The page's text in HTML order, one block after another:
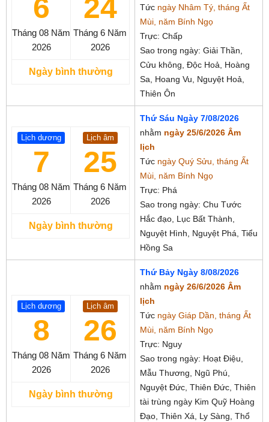
6
Tháng 08 Năm
2026
24
Tháng 6 Năm
2026
Ngày bình thường
Tức ngày Nhâm Tý, tháng Ất
Mùi, năm Bính Ngọ
Trực: Chấp
Sao trong ngày: Giải Thần,
Cửu không, Độc Hoả, Hoàng
Sa, Hoang Vu, Nguyệt Hoả,
Thiên Ôn
Lịch dương
7
Tháng 08 Năm
2026
Lịch âm
25
Tháng 6 Năm
2026
Ngày bình thường
Thứ Sáu Ngày 7/08/2026
nhằm ngày 25/6/2026 Âm
lịch
Tức ngày Quý Sửu, tháng Ất
Mùi, năm Bính Ngọ
Trực: Phá
Sao trong ngày: Chu Tước
Hắc đạo, Lục Bất Thành,
Nguyệt Hình, Nguyệt Phá, Tiểu
Hồng Sa
Lịch dương
8
Tháng 08 Năm
2026
Lịch âm
26
Tháng 6 Năm
2026
Ngày bình thường
Thứ Bảy Ngày 8/08/2026
nhằm ngày 26/6/2026 Âm
lịch
Tức ngày Giáp Dần, tháng Ất
Mùi, năm Bính Ngọ
Trực: Nguy
Sao trong ngày: Hoạt Điệu,
Mẫu Thương, Ngũ Phú,
Nguyệt Đức, Thiên Đức, Thiên
tài trùng ngày Kim Quỹ Hoàng
Đạo, Thiên Xá, Ly Sàng, Thổ